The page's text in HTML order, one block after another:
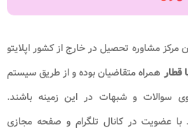
مرکز مشاوره تحصیل در خارج از کشور اپلایتو
قطارهمراه متقاضیان بوده و از طریق سیستم
سوالات و شبهات در این زمینه باشند.
با عضویت در کانال تلگرام و صفحه مجازی